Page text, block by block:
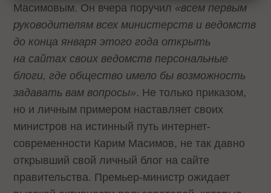
Масимовым. Он вчера поручил «всем первым
руководителям всех министерств и ведомств
до конца января этого года открыть
на сайтах своих ведомств персональные
блоги, где общество имело бы возможность
задавать вам вопросы». Не только приказом,
но и личным примером наставляет своих
министров на истинный путь интернет-
современности Карим Масимов, не так давно
открывший свой личный блог на сайте
правительства. Премьер-министр ожидает